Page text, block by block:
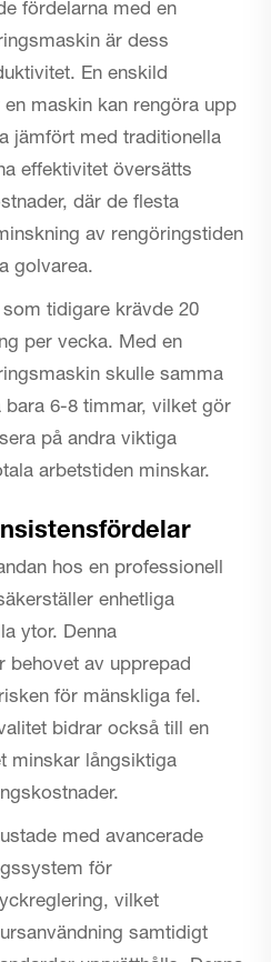
fördelarna med en
är dess
En enskild
maskin kan rengöra upp
jämfört med traditionella
effektivitet översätts
där de flesta
av rengöringstiden
golvarea.
som tidigare krävde 20
per vecka. Med en
skulle samma
bara 6-8 timmar, vilket gör
på andra viktiga
arbetstiden minskar.
hos en professionell
enhetliga
ytor. Denna
behovet av upprepad
för mänskliga fel.
bidrar också till en
minskar långsiktiga
med avancerade
för
vilket
samtidigt